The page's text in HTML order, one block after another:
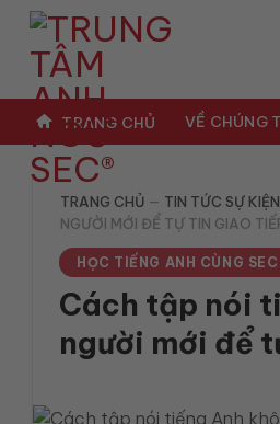
dung
TRANG CHỦ VỀ CHÚNG
TRANG CHỦ — TIN TỨC SỰ KIỆN
NGƯỜI MỚI ĐỂ TỰ TIN GIAO
HỌC TIẾNG ANH CÙNG SEC
Cách tập nói
người mới để